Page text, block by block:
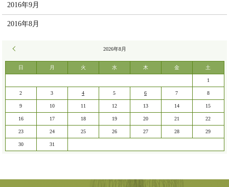
2016年9月
2016年8月
2026年8月
日 月 火 水 木 金 土
1
2 3 4 5 6 7 8
9 10 11 12 13 14 15
16 17 18 19 20 21 22
23 24 25 26 27 28 29
30 31